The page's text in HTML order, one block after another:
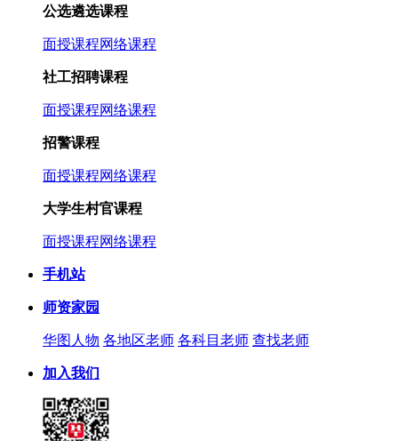
公选遴选课程
面授课程网络课程
社工招聘课程
面授课程网络课程
招警课程
面授课程网络课程
大学生村官课程
面授课程网络课程
手机站
师资家园
华图人物 各地区老师 各科目老师 查找老师
加入我们